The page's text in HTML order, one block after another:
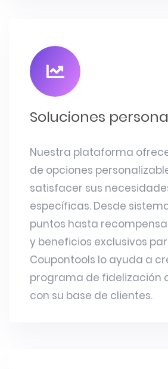
Soluciones
Nuestra plataforma
de opciones
satisfacer sus
específicas. Desde
puntos hasta
y beneficios exclusivos
Coupontools lo ayuda a
programa de fidelización
con su base de clientes.